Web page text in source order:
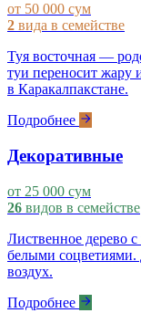
от 50 000 сум
2 вида в семействе
Туя восточная —
туи переносит жару
в Каракалпакстане.
Подробнее
Декоративные
от 25 000 сум
26 видов в семействе
Лиственное дерево
белыми соцветиями.
воздух.
Подробнее